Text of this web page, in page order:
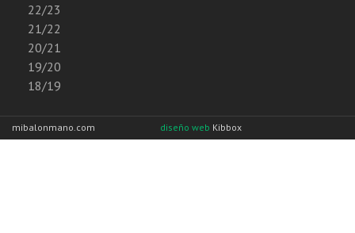
22/23
21/22
20/21
19/20
18/19
mibalonmano.com diseño web Kibbox